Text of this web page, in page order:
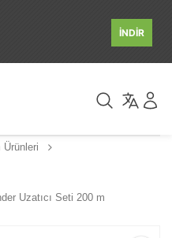
İNDİR
Ürünleri
Uzatıcı Seti 200 m